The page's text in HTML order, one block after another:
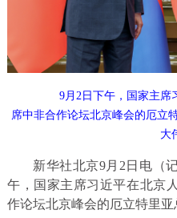
9月2日下午，国家主席
席中非合作论坛北京峰会的厄立
大
新华社北京9月2日电（
午，国家主席习近平在北京
作论坛北京峰会的厄立特里亚